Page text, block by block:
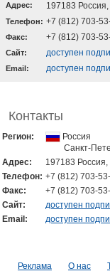
Адрес: 197183
Телефон: +7 (812) 703-
Факс: +7 (812) 703-
Cайт: доступен
Email: доступен
Контакты
Регион:
Россия
Санкт-
Адрес:
197183
Телефон: +7 (812) 703-
Факс:
+7 (812) 703-
Cайт:
доступен
Email:
доступен
Реклама О нас